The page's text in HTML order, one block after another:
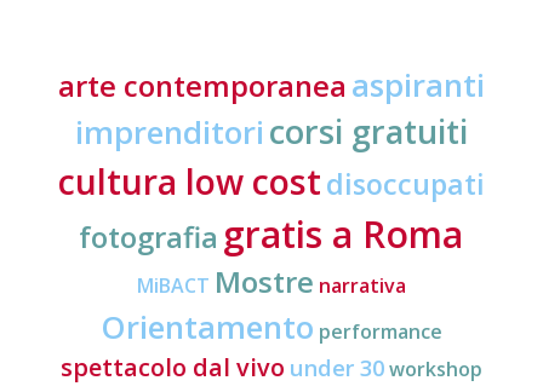
arte contemporanea aspiranti
imprenditori corsi gratuiti
cultura low costdisoccupati
fotografia gratis a Roma
MiBACT Mostre narrativa
Orientamento performance
spettacolo dal vivo under 30workshop